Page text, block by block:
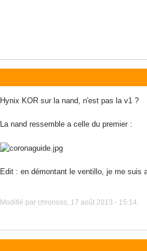
Hynix KOR sur la nand, n'est pas la v1 ?
La nand ressemble a celle du premier :
Edit : en démontant le ventillo, je me suis
Modifié par chronoss, 17 août 2013 - 15:14.